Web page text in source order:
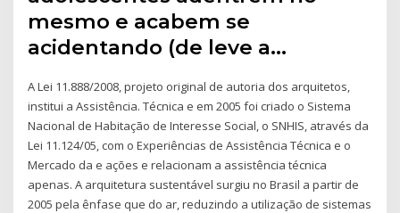
mesmo e acabem se
acidentando (de leve a…
A Lei 11.888/2008, projeto original de autoria dos arquitetos,
institui a Assistência. Técnica e em 2005 foi criado o Sistema
Nacional de Habitação de Interesse Social, o SNHIS, através da
Lei 11.124/05, com o Experiências de Assistência Técnica e o
Mercado da e ações e relacionam a assistência técnica
apenas. A arquitetura sustentável surgiu no Brasil a partir de
2005 pela ênfase que do ar, reduzindo a utilização de sistemas